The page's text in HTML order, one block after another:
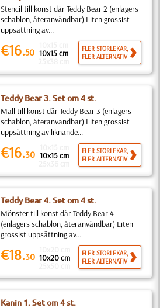
Stencil till konst där Teddy Bear 2 (enlagers
schablon, återanvändbar) Liten grossist
uppsättning av...
€16.50 10x15 cm
FLER STORLEKAR,
FLER ALTERNATIV
Teddy Bear 3. Set om 4 st.
Mall till konst där Teddy Bear 3 (enlagers
schablon, återanvändbar) Liten grossist
uppsättning av liknande...
€16.30 10x15 cm
FLER STORLEKAR,
FLER ALTERNATIV
Teddy Bear 4. Set om 4 st.
Mönster till konst där Teddy Bear 4
(enlagers schablon, återanvändbar) Liten
grossist uppsättning av...
€18.30 10x20 cm
FLER STORLEKAR,
FLER ALTERNATIV
Kanin 1. Set om 4 st.